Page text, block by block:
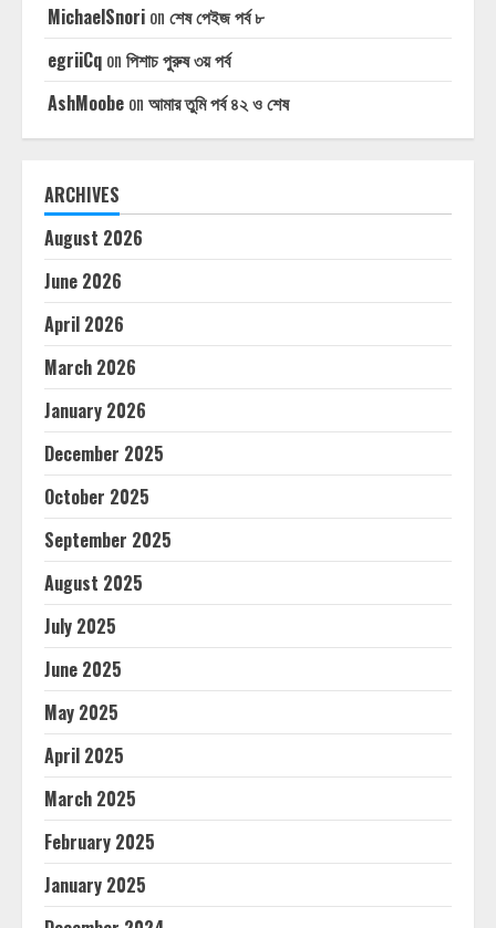
MichaelSnori on শেষ পেইজ পর্ব ৮
egriiCq on পিশাচ পুরুষ ৩য় পর্ব
AshMoobe on আমার তুমি পর্ব ৪২ ও শেষ
ARCHIVES
August 2026
June 2026
April 2026
March 2026
January 2026
December 2025
October 2025
September 2025
August 2025
July 2025
June 2025
May 2025
April 2025
March 2025
February 2025
January 2025